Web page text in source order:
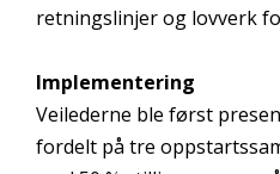
retningslinjer og lovverk
Implementering
Veilederne ble først
fordelt på tre